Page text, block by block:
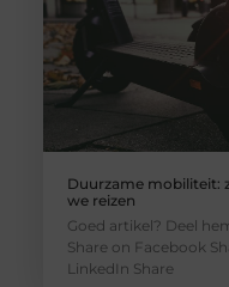
Duurzame mobiliteit:
we reizen
Goed artikel? Deel
Share on Facebook
LinkedIn Share